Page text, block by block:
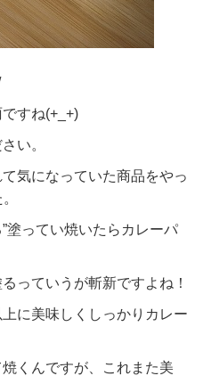
すね(+_+)
い。
気になっていた商品をやっ
塗ってい焼いたらカレーパ
っていうが斬新ですよね！
に美味しくしっかりカレー
くんですが、これまた美